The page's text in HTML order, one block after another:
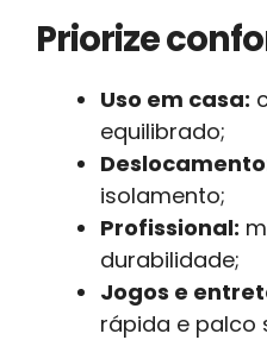
Priorize
Uso em casa:
equilibrado;
isolamento;
Profissional:
durabilidade;
Jogos e
rápida e palco